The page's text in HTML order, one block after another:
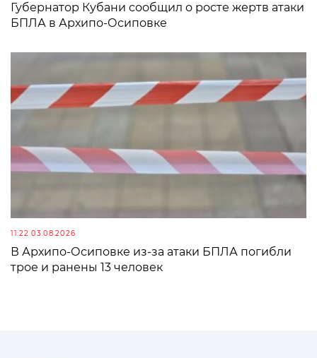
Губернатор Кубани сообщил о росте жертв атаки
БПЛА в Архипо-Осиповке
11:22 03.08.2026
В Архипо-Осиповке из-за атаки БПЛА погибли
трое и ранены 13 человек